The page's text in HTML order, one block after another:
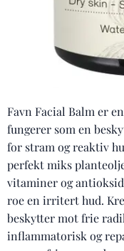
Favn Facial Balm er
fungerer som en
for stram og reaktiv
perfekt miks
vitaminer og
roe en irritert hud.
beskytter mot frie
inflammatorisk og